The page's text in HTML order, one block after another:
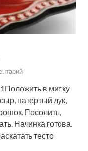
в миску
натертый лук,
Посолить,
Начинка готова.
тесто